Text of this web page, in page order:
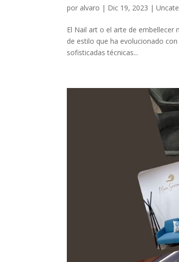
por alvaro | Dic 19, 2023 |
El Nail art o el arte de embellecer
de estilo que ha evolucionado
sofisticadas técnicas...